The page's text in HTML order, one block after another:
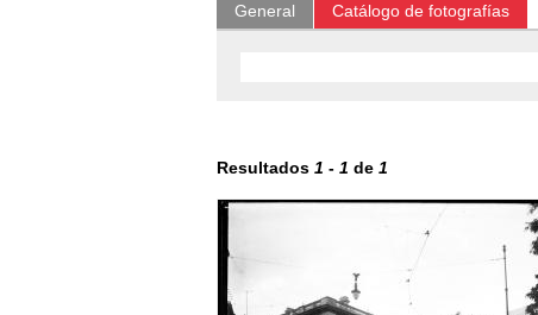
General Catálogo de fotografías
Resultados 1 - 1 de 1